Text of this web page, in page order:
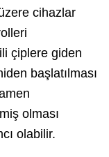
cihazlar
çiplere giden
başlatılması
olması
olabilir.